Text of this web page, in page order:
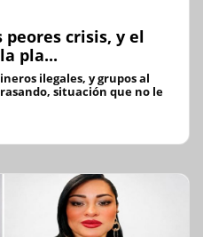
peores crisis, y el
pla...
ilegales, y grupos al
situación que no le